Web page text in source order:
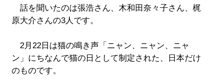
話を聞いたのは張浩さん、木和田奈々子さん、梶
原大介さんの3人です。
2月22日は猫の鳴き声「ニャン、ニャン、ニャ
ン」にちなんで猫の日として制定された、日本だけ
のものです。